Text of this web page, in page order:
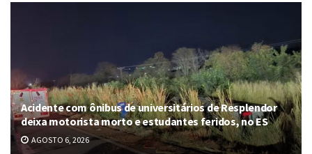
Acidente com ônibus de universitários de Resplendor
deixa motorista morto e estudantes feridos, no ES
AGOSTO 6, 2026